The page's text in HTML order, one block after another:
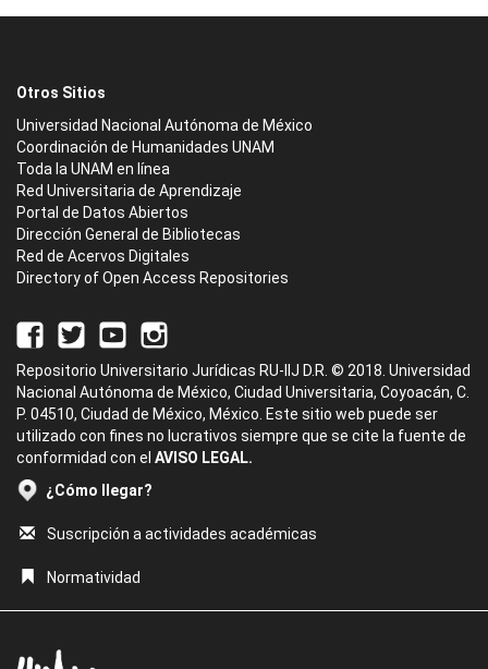
Otros Sitios
Universidad Nacional Autónoma de México
Coordinación de Humanidades UNAM
Toda la UNAM en línea
Red Universitaria de Aprendizaje
Portal de Datos Abiertos
Dirección General de Bibliotecas
Red de Acervos Digitales
Directory of Open Access Repositories
Repositorio Universitario Jurídicas RU-IIJ D.R. © 2018. Universidad
Nacional Autónoma de México, Ciudad Universitaria, Coyoacán, C.
P. 04510, Ciudad de México, México. Este sitio web puede ser
utilizado con fines no lucrativos siempre que se cite la fuente de
conformidad con el AVISO LEGAL.
¿Cómo llegar?
Suscripción a actividades académicas
Normatividad